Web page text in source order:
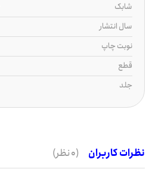
شابک
سال انتشار
نوبت چاپ
قطع
جلد
نظرات کاربران (0 نظر)